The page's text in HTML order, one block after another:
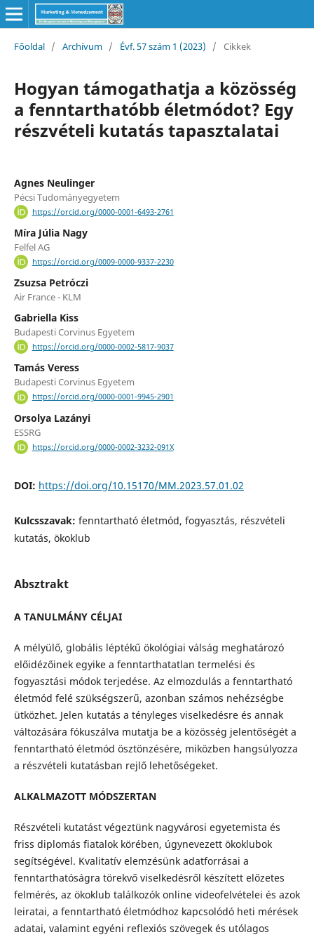
Főoldal / Archívum / Évf. 57 szám 1 (2023) / Cikkek
Hogyan támogathatja a közösség
a fenntarthatóbb életmódot? Egy
részvételi kutatás tapasztalatai
Agnes Neulinger
Pécsi Tudományegyetem
https://orcid.org/0000-0001-6493-2761
Míra Júlia Nagy
Felfel AG
https://orcid.org/0009-0000-9337-2230
Zsuzsa Petróczi
Air France - KLM
Gabriella Kiss
Budapesti Corvinus Egyetem
https://orcid.org/0000-0002-5817-9037
Tamás Veress
Budapesti Corvinus Egyetem
https://orcid.org/0000-0001-9945-2901
Orsolya Lazányi
ESSRG
https://orcid.org/0000-0002-3232-091X
DOI: https://doi.org/10.15170/MM.2023.57.01.02
Kulcsszavak: fenntartható életmód, fogyasztás, részvételi
kutatás, ökoklub
Absztrakt
A TANULMÁNY CÉLJAI
A mélyülő, globális léptékű ökológiai válság meghatározó
előidézőinek egyike a fenntarthatatlan termelési és
fogyasztási módok terjedése. Az elmozdulás a fenntartható
életmód felé szükségszerű, azonban számos nehézségbe
ütközhet. Jelen kutatás a tényleges viselkedésre és annak
változására fókuszálva mutatja be a közösség jelentőségét a
fenntartható életmód ösztönzésére, miközben hangsúlyozza
a részvételi kutatásban rejlő lehetőségeket.
ALKALMAZOTT MÓDSZERTAN
Részvételi kutatást végeztünk nagyvárosi egyetemista és
friss diplomás fiatalok körében, úgynevezett ökoklubok
segítségével. Kvalitatív elemzésünk adatforrásai a
fenntarthatóságra törekvő viselkedésről készített előzetes
felmérés, az ökoklub találkozók online videofelvételei és azok
leiratai, a fenntartható életmódhoz kapcsolódó heti mérések
adatai, valamint egyéni reflexiós szövegek és utólagos